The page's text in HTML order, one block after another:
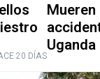
20 DÍASUganda